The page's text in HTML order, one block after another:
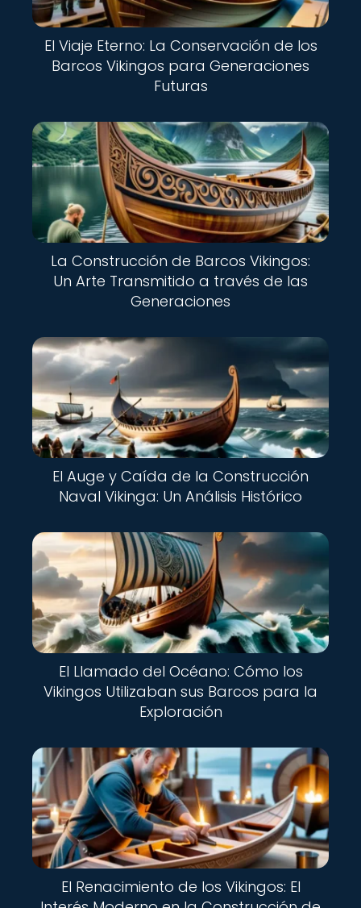
El Viaje Eterno: La Conservación de los
Barcos Vikingos para Generaciones
Futuras
La Construcción de Barcos Vikingos:
Un Arte Transmitido a través de las
Generaciones
El Auge y Caída de la Construcción
Naval Vikinga: Un Análisis Histórico
El Llamado del Océano: Cómo los
Vikingos Utilizaban sus Barcos para la
Exploración
El Renacimiento de los Vikingos: El